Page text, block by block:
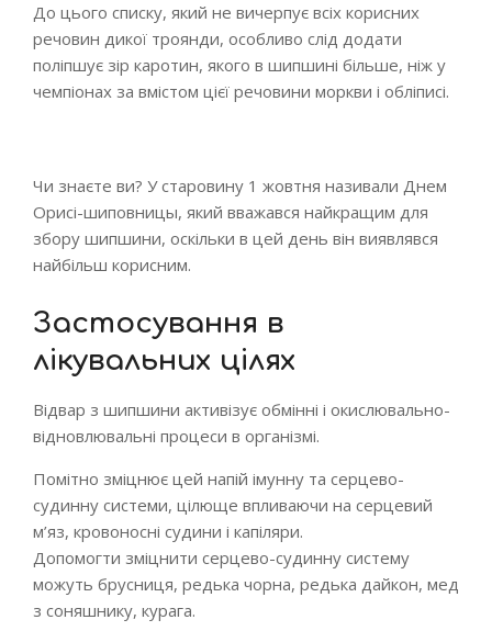
До цього списку, який не вичерпує всіх корисних
речовин дикої троянди, особливо слід додати
поліпшує зір каротин, якого в шипшині більше, ніж у
чемпіонах за вмістом цієї речовини моркви і обліписі.
Чи знаєте ви? У старовину 1 жовтня називали Днем
Орисі-шиповницы, який вважався найкращим для
збору шипшини, оскільки в цей день він виявлявся
найбільш корисним.
Застосування в
лікувальних цілях
Відвар з шипшини активізує обмінні і окислювально-
відновлювальні процеси в організмі.
Помітно зміцнює цей напій імунну та серцево-
судинну системи, цілюще впливаючи на серцевий
м’яз, кровоносні судини і капіляри.
Допомогти зміцнити серцево-судинну систему
можуть брусниця, редька чорна, редька дайкон, мед
з соняшнику, курага.